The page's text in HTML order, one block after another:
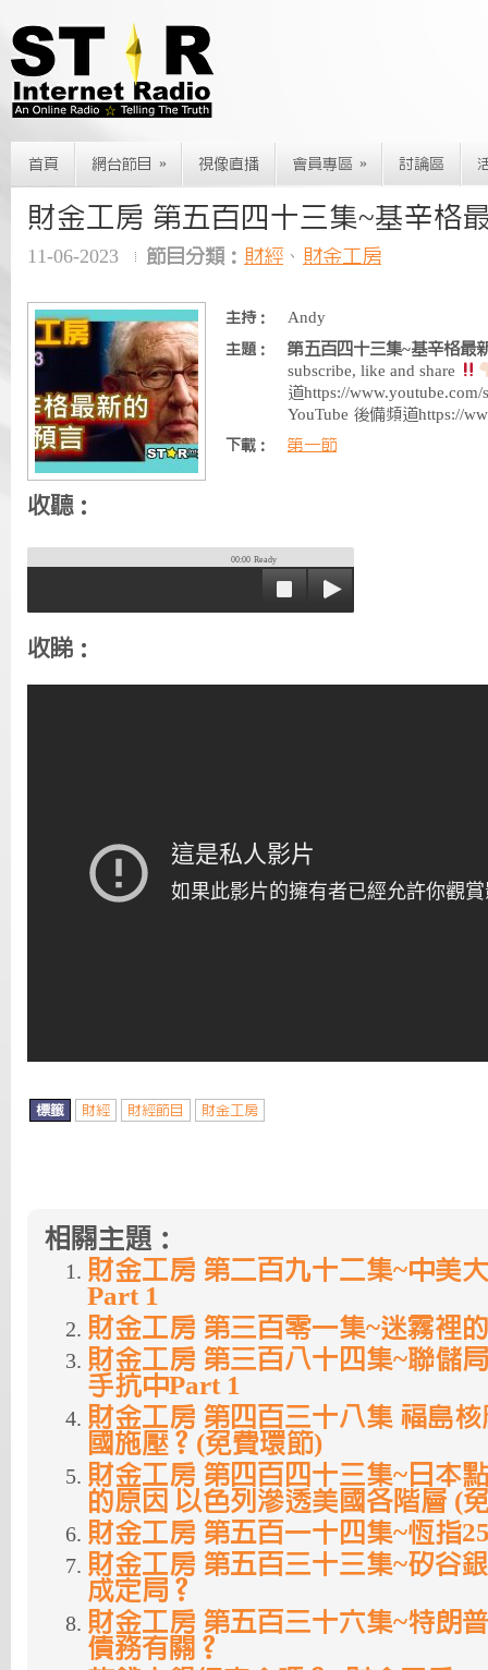
首頁 網台節目 » 視像直播 會員專區 » 討論區
財金工房 第五百四十三集~基辛格
11-06-2023 節目分類： 財經 、 財金工房
主持： Andy
主題：
第五百四十三集~基辛格最
subscribe, like and share
道https://
YouTube 後備頻道https://
下載： 第一節
收聽：
00:00 Ready
收睇：
標籤 財經 財經節目 財金工房
相關主題：
財金工房 第二百九十二集~中美
Part 1
財金工房 第三百零一集~迷霧裡
財金工房 第三百八十四集~聯儲
手抗中Part 1
財金工房 第四百三十八集 福島
國施壓？(免費環節)
財金工房 第四百四十三集~日本
的原因 以色列滲透美國各階層 (
財金工房 第五百一十四集~恆指
財金工房 第五百三十三集~矽谷
成定局？
財金工房 第五百三十六集~特朗
債務有關？